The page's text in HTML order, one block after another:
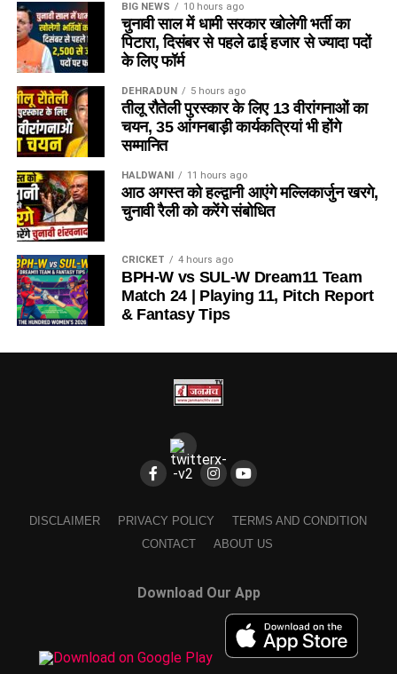
BIG NEWS 10 hours ago
चुनावी साल में धामी सरकार खोलेगी भर्ती का
पिटारा, दिसंबर से पहले ढाई हजार से ज्यादा पदों
के लिए फॉर्म
DEHRADUN 5 hours ago
तीलू रौतेली पुरस्कार के लिए 13 वीरांगनाओं का
चयन, 35 आंगनबाड़ी कार्यकत्रियां भी होंगे
सम्मानित
HALDWANI 11 hours ago
आठ अगस्त को हल्द्वानी आएंगे मल्लिकार्जुन खरगे,
चुनावी रैली को करेंगे संबोधित
CRICKET 4 hours ago
BPH-W vs SUL-W Dream11 Team
Match 24 | Playing 11, Pitch Report
& Fantasy Tips
DISCLAIMER PRIVACY POLICY
TERMS AND CONDITION
CONTACT
ABOUT US
Download Our App